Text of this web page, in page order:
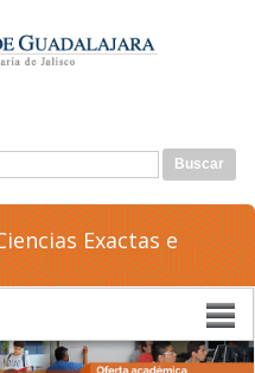
de búsqueda
Exactas e